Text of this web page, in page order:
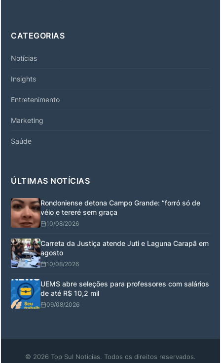
CATEGORIAS
Notícias
Insights
Entretenimento
Marketing
Saúde
ÚLTIMAS NOTÍCIAS
Rondoniense detona Campo Grande: “forró só de
véio e tereré sem graça
10/08/2026
Carreta da Justiça atende Juti e Laguna Carapã em
agosto
10/08/2026
UEMS abre seleções para professores com salários
de até R$ 10,2 mil
09/08/2026
© 2026 Top Sul Noticias. Todos os direitos reservados.